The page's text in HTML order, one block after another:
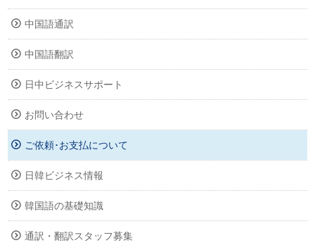
中国語通訳
中国語翻訳
日中ビジネスサポート
お問い合わせ
ご依頼･お支払について
日韓ビジネス情報
韓国語の基礎知識
通訳・翻訳スタッフ募集